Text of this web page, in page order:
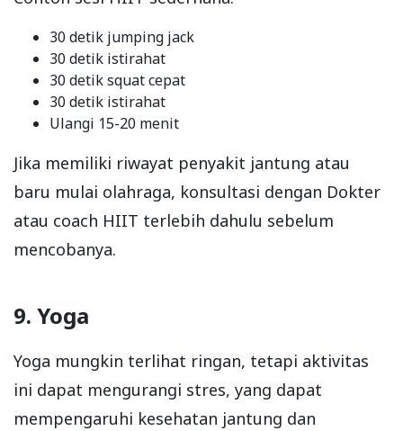
30 detik jumping jack
30 detik istirahat
30 detik squat cepat
30 detik istirahat
Ulangi 15-20 menit
Jika memiliki riwayat penyakit jantung atau
baru mulai olahraga, konsultasi dengan Dokter
atau coach HIIT terlebih dahulu sebelum
mencobanya.
9. Yoga
Yoga mungkin terlihat ringan, tetapi aktivitas
ini dapat mengurangi stres, yang dapat
mempengaruhi kesehatan jantung dan